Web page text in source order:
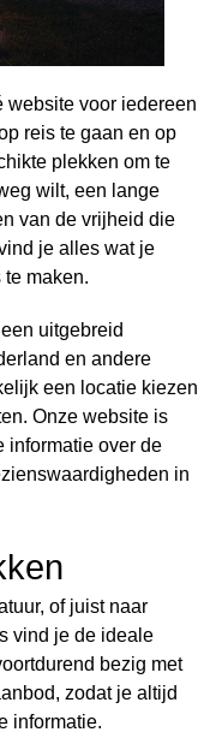
website voor iedereen
reis te gaan en op
plekken om te
wilt, een lange
van de vrijheid die
je alles wat je
maken.
uitgebreid
en andere
een locatie kiezen
Onze website is
informatie over de
in
of juist naar
vind je de ideale
bezig met
zodat je altijd
informatie.